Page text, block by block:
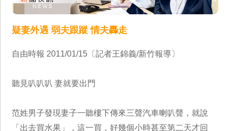
疑妻外遇 弱夫跟蹤 情夫轟走
自由時報 2011/01/15〔記者王錦義/新竹報導〕
聽見叭叭叭 妻就要出門
范姓男子發現妻子一聽樓下傳來三聲汽車喇叭聲，就說
「出去買水果」，這一買，好幾個小時甚至第二天才回